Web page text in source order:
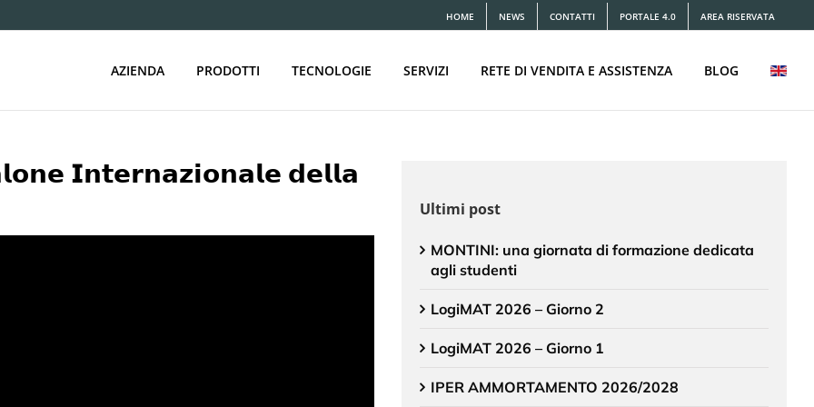
HOME NEWS CONTATTI PORTALE 4.0 AREA RISERVATA
AZIENDA PRODOTTI TECNOLOGIE SERVIZI RETE DI VENDITA E ASSISTENZA BLOG
𝗜𝗻𝘁𝗲𝗿𝗻𝗮𝘇𝗶𝗼𝗻𝗮𝗹𝗲 𝗱𝗲𝗹𝗹𝗮
Ultimi post
MONTINI: una giornata di formazione dedicata
agli studenti
LogiMAT 2026 – Giorno 2
LogiMAT 2026 – Giorno 1
IPER AMMORTAMENTO 2026/2028